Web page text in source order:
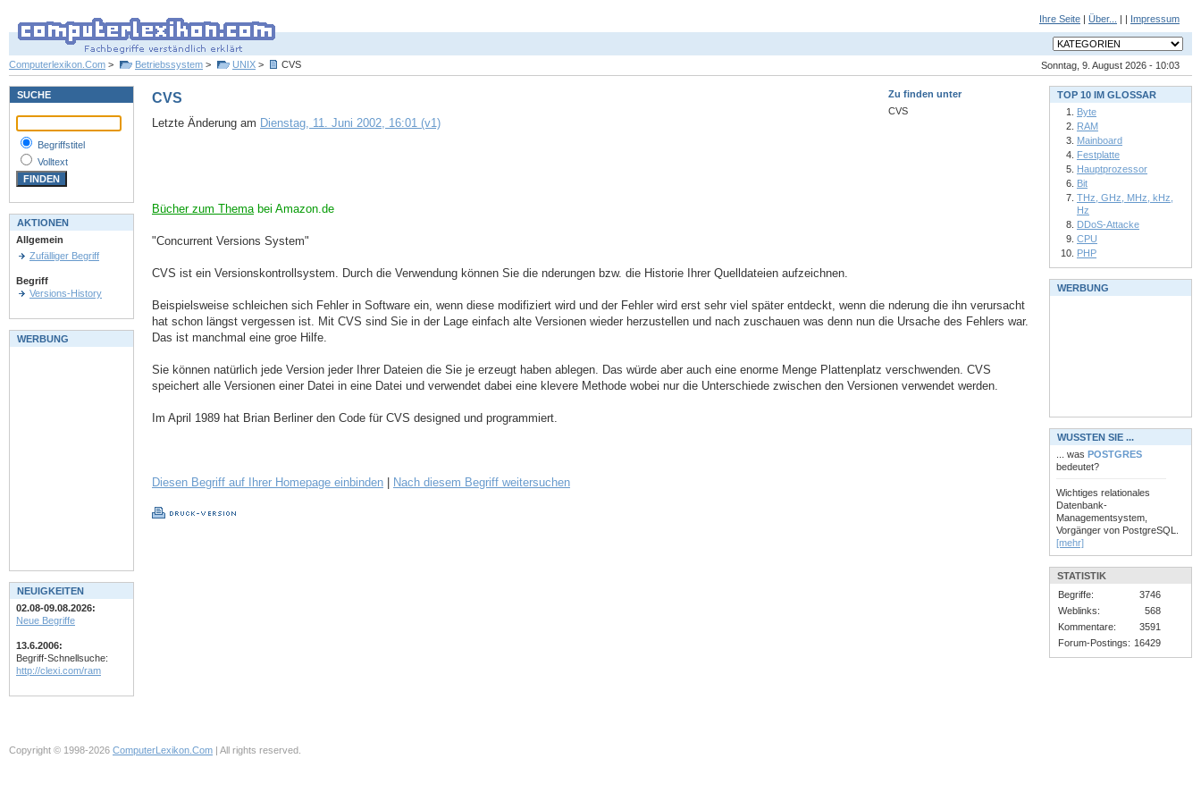
Ihre Seite | Über... | | Impressum
Sonntag, 9. August 2026 - 10:03
Computerlexikon.Com > Betriebssystem > UNIX > CVS
Zu finden unter
CVS
CVS
Letzte Änderung am Dienstag, 11. Juni 2002, 16:01 (v1)
Bücher zum Themabei Amazon.de
"Concurrent Versions System"
CVS ist ein Versionskontrollsystem. Durch die Verwendung können Sie die nderungen bzw. die Historie Ihrer Quelldateien aufzeichnen.
Beispielsweise schleichen sich Fehler in Software ein, wenn diese modifiziert wird und der Fehler wird erst sehr viel später entdeckt, wenn die nderung die ihn verursacht
hat schon längst vergessen ist. Mit CVS sind Sie in der Lage einfach alte Versionen wieder herzustellen und nach zuschauen was denn nun die Ursache des Fehlers war.
Das ist manchmal eine groe Hilfe.
Sie können natürlich jede Version jeder Ihrer Dateien die Sie je erzeugt haben ablegen. Das würde aber auch eine enorme Menge Plattenplatz verschwenden. CVS
speichert alle Versionen einer Datei in eine Datei und verwendet dabei eine klevere Methode wobei nur die Unterschiede zwischen den Versionen verwendet werden.
Im April 1989 hat Brian Berliner den Code für CVS designed und programmiert.
Diesen Begriff auf Ihrer Homepage einbinden Nach diesem Begriff weitersuchen
SUCHE
Begriffstitel
Volltext
AKTIONEN
Allgemein
Zufälliger Begriff
Begriff
Versions-History
WERBUNG
NEUIGKEITEN
02.08-09.08.2026:
Neue Begriffe
13.6.2006:
Begriff-Schnellsuche:
http://clexi.com/ram
TOP 10 IM GLOSSAR
Byte
RAM
Mainboard
Festplatte
Hauptprozessor
Bit
THz, GHz, MHz, kHz,
Hz
DDoS-Attacke
CPU
PHP
WERBUNG
WUSSTEN SIE ...
... was POSTGRES
bedeutet?
Wichtiges relationales
Datenbank-
Managementsystem,
Vorgänger von PostgreSQL.
[mehr]
STATISTIK
Begriffe:
3746
Weblinks:
568
Kommentare:
3591
Forum-Postings: 16429
Copyright © 1998-2026 ComputerLexikon.Com | All rights reserved.